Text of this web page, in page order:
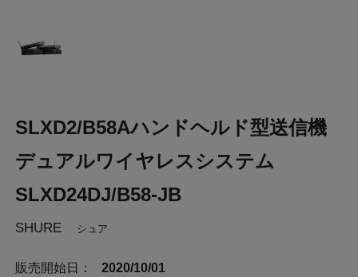
SLXD2/B58Aハンドヘルド型送信機
デュアルワイヤレスシステム
SLXD24DJ/B58-JB
SHURE シュア
販売開始日：
2020/10/01